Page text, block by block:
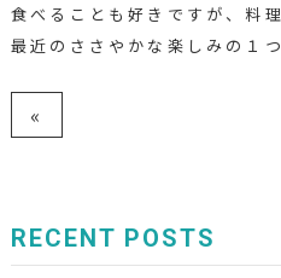
食べることも好きですが、料
最近のささやかな楽しみの１つ
«
RECENT POSTS